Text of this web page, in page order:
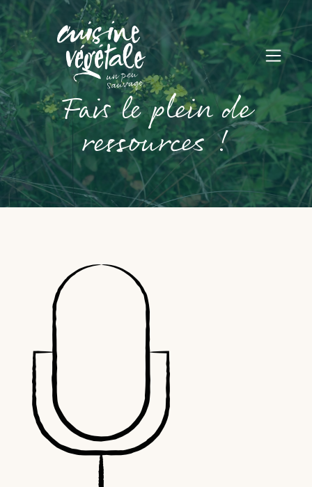
Fais le plein de
ressources !